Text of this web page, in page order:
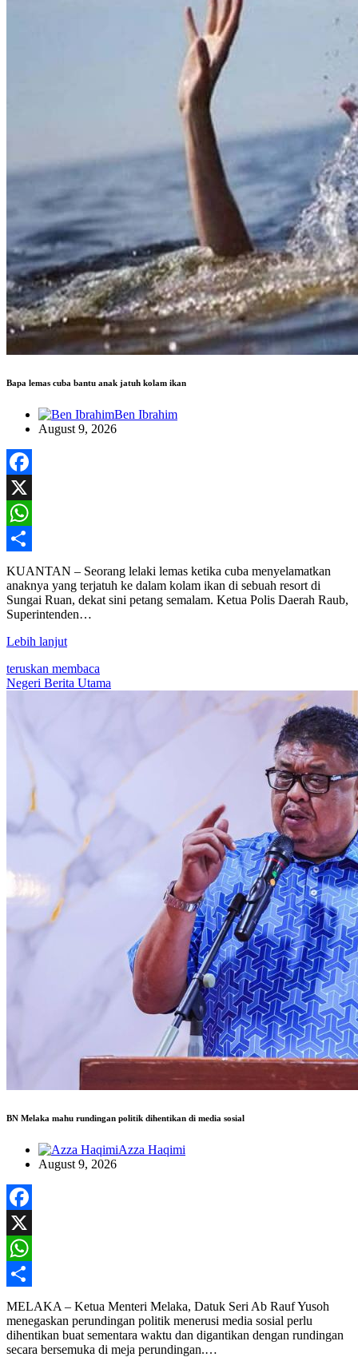
Bapa lemas cuba bantu anak jatuh kolam ikan
Ben Ibrahim
August 9, 2026
Facebook
X
WhatsApp
Share
KUANTAN – Seorang lelaki lemas ketika cuba menyelamatkan
anaknya yang terjatuh ke dalam kolam ikan di sebuah resort di
Sungai Ruan, dekat sini petang semalam. Ketua Polis Daerah Raub,
Superintenden…
Lebih lanjut
teruskan membaca
Negeri Berita Utama
BN Melaka mahu rundingan politik dihentikan di media sosial
Azza Haqimi
August 9, 2026
Facebook
X
WhatsApp
Share
MELAKA – Ketua Menteri Melaka, Datuk Seri Ab Rauf Yusoh
menegaskan perundingan politik menerusi media sosial perlu
dihentikan buat sementara waktu dan digantikan dengan rundingan
secara bersemuka di meja perundingan.…